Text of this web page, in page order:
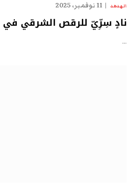
الهدهد 11 نوفمبر، 2025
نادٍ سِرِّيّ للرقص الشرقي في
…